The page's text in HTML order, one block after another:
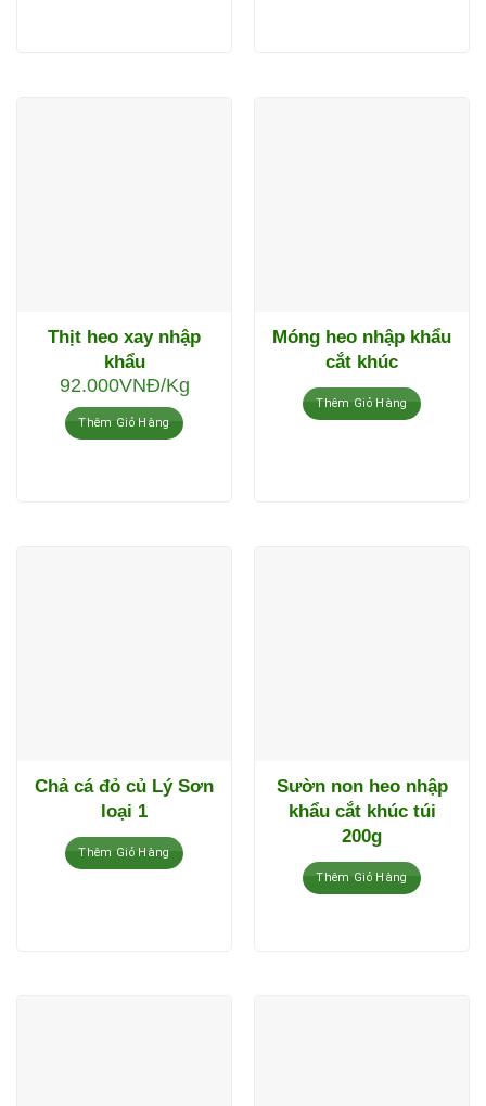
Thịt heo xay nhập
khẩu
92.000VNĐ/Kg
Thêm Giỏ Hàng
Móng heo nhập khẩu
cắt khúc
Thêm Giỏ Hàng
Chả cá đỏ củ Lý Sơn
loại 1
Thêm Giỏ Hàng
Sườn non heo nhập
khẩu cắt khúc túi
200g
Thêm Giỏ Hàng